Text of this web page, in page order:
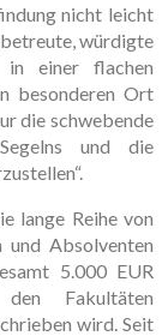
nicht leicht
würdigte
in einer flachen
besonderen Ort
die schwebende
und die
lange Reihe von
und Absolventen
5.000 EUR
Fakultäten
wird. Seit